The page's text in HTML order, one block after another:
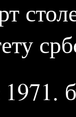
1971.